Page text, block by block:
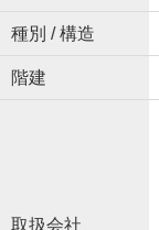
種別 / 構造
階建
取扱会社